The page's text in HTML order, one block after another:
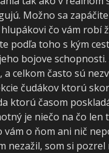
Možno sa
čo vám robí
podľa toho s kým
bojove schopnosti.
celkom často sú
čudákov ktorú
ktorú časom
je niečo na čo len
o ňom ani nič
nezažil, som si pozrel